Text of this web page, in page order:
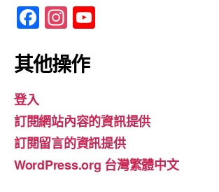
F
a
c
b
o
o
k
In
st
a
gr
a
m
u
b
e
其他操作
登入
訂閱網站內容的資訊提供
訂閱留言的資訊提供
WordPress.org 台灣繁體中文